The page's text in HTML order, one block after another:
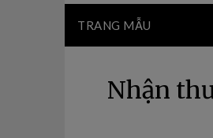
TRANG MẪU
Nhận